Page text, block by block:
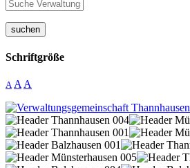
suchen
Schriftgröße
A A A